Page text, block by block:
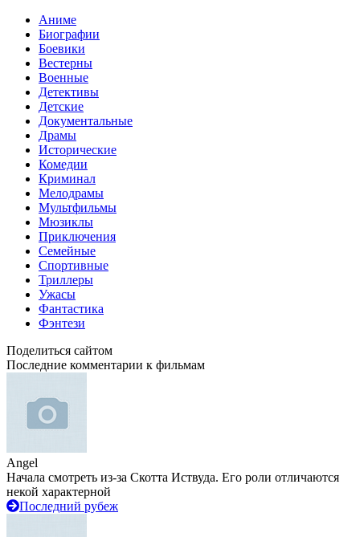
Аниме
Биографии
Боевики
Вестерны
Военные
Детективы
Детские
Документальные
Драмы
Исторические
Комедии
Криминал
Мелодрамы
Мультфильмы
Мюзиклы
Приключения
Семейные
Спортивные
Триллеры
Ужасы
Фантастика
Фэнтези
Поделиться сайтом
Последние комментарии к фильмам
Angel
Начала смотреть из-за Скотта Иствуда. Его роли отличаются
некой характерной
Последний рубеж